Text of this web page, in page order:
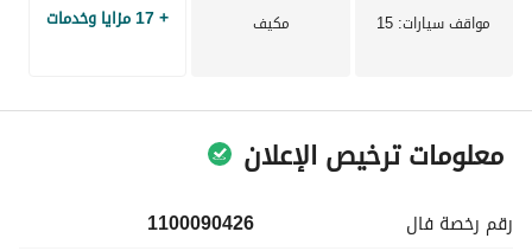
مواقف سيارات: 15 مكيف + 17 مزايا وخدمات
معلومات ترخيص الإعلان
رقم رخصة فال
1100090426